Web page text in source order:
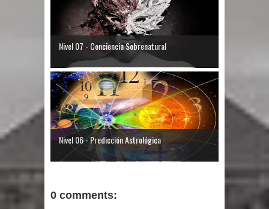
Nivel 07 - Conciencia Sobrenatural
Nivel 06 - Predicción Astrológica
0 comments: